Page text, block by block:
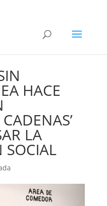
HACE
LA
SOCIAL